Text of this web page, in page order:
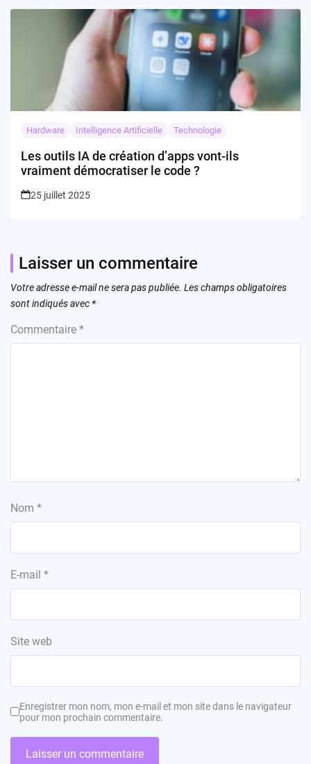
Hardware Intelligence Artificielle Technologie
Les outils IA de création d’apps vont-ils
vraiment démocratiser le code ?
25 juillet 2025
Laisser un commentaire
Votre adresse e-mail ne sera pas publiée. Les champs obligatoires
sont indiqués avec *
Commentaire *
Nom *
E-mail *
Site web
Enregistrer mon nom, mon e-mail et mon site dans le navigateur
pour mon prochain commentaire.